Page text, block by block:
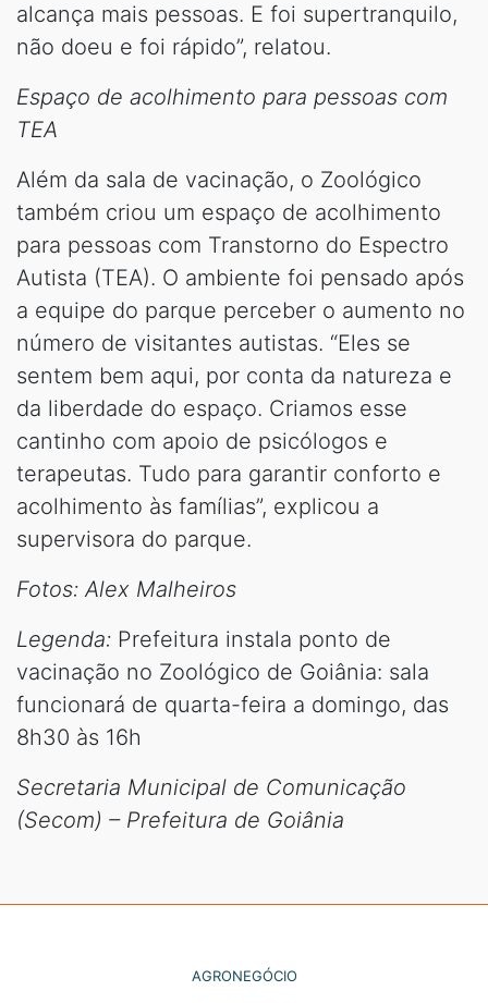
alcança mais pessoas. E foi supertranquilo,
não doeu e foi rápido”, relatou.
Espaço de acolhimento para pessoas com
TEA
Além da sala de vacinação, o Zoológico
também criou um espaço de acolhimento
para pessoas com Transtorno do Espectro
Autista (TEA). O ambiente foi pensado após
a equipe do parque perceber o aumento no
número de visitantes autistas. “Eles se
sentem bem aqui, por conta da natureza e
da liberdade do espaço. Criamos esse
cantinho com apoio de psicólogos e
terapeutas. Tudo para garantir conforto e
acolhimento às famílias”, explicou a
supervisora do parque.
Fotos: Alex Malheiros
Legenda: Prefeitura instala ponto de
vacinação no Zoológico de Goiânia: sala
funcionará de quarta-feira a domingo, das
8h30 às 16h
Secretaria Municipal de Comunicação
(Secom) – Prefeitura de Goiânia
AGRONEGÓCIO